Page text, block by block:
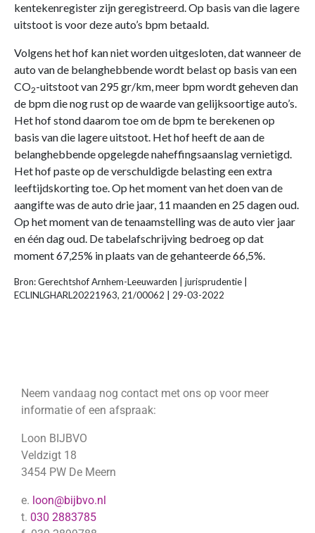
kentekenregister zijn geregistreerd. Op basis van die lagere
uitstoot is voor deze auto’s bpm betaald.
Volgens het hof kan niet worden uitgesloten, dat wanneer de
auto van de belanghebbende wordt belast op basis van een
CO2-uitstoot van 295 gr/km, meer bpm wordt geheven dan
de bpm die nog rust op de waarde van gelijksoortige auto’s.
Het hof stond daarom toe om de bpm te berekenen op
basis van die lagere uitstoot. Het hof heeft de aan de
belanghebbende opgelegde naheffingsaanslag vernietigd.
Het hof paste op de verschuldigde belasting een extra
leeftijdskorting toe. Op het moment van het doen van de
aangifte was de auto drie jaar, 11 maanden en 25 dagen oud.
Op het moment van de tenaamstelling was de auto vier jaar
en één dag oud. De tabelafschrijving bedroeg op dat
moment 67,25% in plaats van de gehanteerde 66,5%.
Bron: Gerechtshof Arnhem-Leeuwarden | jurisprudentie |
ECLINLGHARL20221963, 21/00062 | 29-03-2022
Neem vandaag nog contact met ons op voor meer
informatie of een afspraak:
Loon BIJBVO
Veldzigt 18
3454 PW De Meern
e. loon@bijbvo.nl
t. 030 2883785